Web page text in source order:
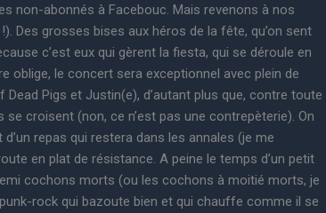
non-abonnés à Facebouc. Mais revenons à nos
Des grosses bises aux héros de la fête, qu’on sent
c’est eux qui gèrent la fiesta, qui se déroule en
oblige, le concert sera exceptionnel avec plein de
Pigs et Justin(e), d’autant plus que, contre toute
croisent (non, ce n’est pas une contrepèterie). On
repas qui restera dans les annales (je me
en plat de résistance. A peine le temps d’un petit
cochons morts (ou les cochons à moitié morts, je
rock qui bazoute bien et qui chauffe comme il se